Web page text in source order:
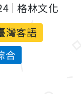
格林文化
灣客語
合